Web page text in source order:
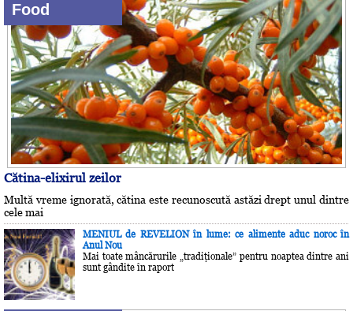
Food
Cătina-elixirul zeilor
Multă vreme ignorată, cătina este recunoscută astăzi drept unul dintre
cele mai
MENIUL de REVELION în lume: ce alimente aduc noroc în
Anul Nou
Mai toate mâncărurile „tradiţionale” pentru noaptea dintre ani
sunt gândite în raport